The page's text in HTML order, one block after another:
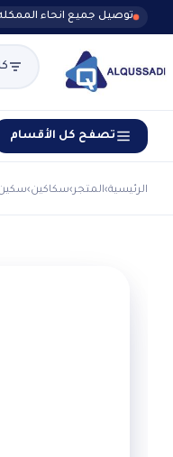
توصيل جميع انحاء
تصفح كل الأقسام
الرئيسية›المتجر›سكاكين›